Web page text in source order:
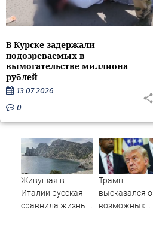
В Курске задержали
подозреваемых в
вымогательстве миллиона
рублей
13.07.2026
0
Живущая в
Италии русская
сравнила жизнь в
Трамп
высказался о
возможных